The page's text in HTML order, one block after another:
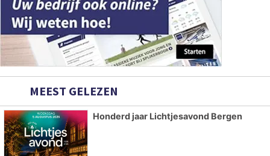
MEEST GELEZEN
Honderd jaar Lichtjesavond Bergen